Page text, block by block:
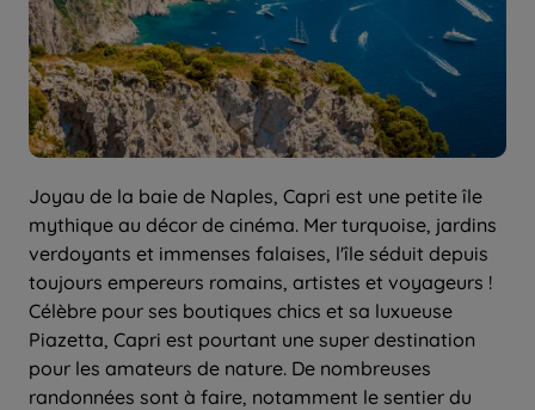
Joyau de la baie de Naples, Capri est une petite île
mythique au décor de cinéma. Mer turquoise, jardins
verdoyants et immenses falaises, l'île séduit depuis
toujours empereurs romains, artistes et voyageurs !
Célèbre pour ses boutiques chics et sa luxueuse
Piazetta, Capri est pourtant une super destination
pour les amateurs de nature. De nombreuses
randonnées sont à faire, notamment le sentier du